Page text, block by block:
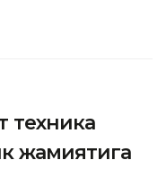
техника
жамиятига